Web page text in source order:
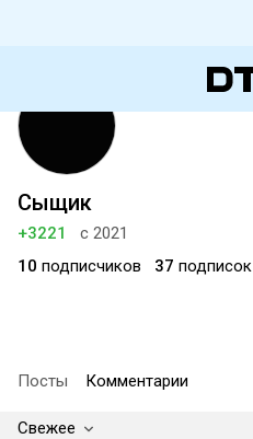
Сыщик
+3221
с 2021
10 подписчиков 37 подписок
Посты Комментарии
Свежее